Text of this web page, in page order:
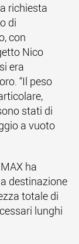
richiesta
di
con
Nico
era
“Il peso
stati di
a vuoto
ha
destinazione
totale di
lunghi